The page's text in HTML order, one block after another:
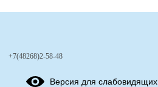
+7(48268)2-58-48
Версия для слабовидящих